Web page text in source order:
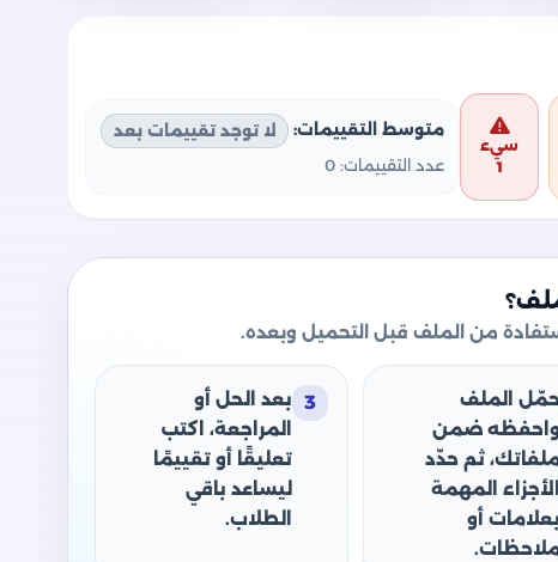
سيء
1
متوسط التقييمات:
لا توجد تقييمات بعد
عدد التقييمات: 0
من الملف قبل التحميل وبعده.
الملف
واحفظه ضمن
ثم حدّد
الأجزاء المهمة
بعلامات أو
3
بعد الحل أو
المراجعة، اكتب
تعليقًا أو تقييمًا
ليساعد باقي
الطلاب.